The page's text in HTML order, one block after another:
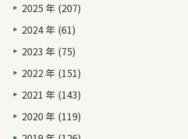
2025 年 (207)
2024 年 (61)
2023 年 (75)
2022 年 (151)
2021 年 (143)
2020 年 (119)